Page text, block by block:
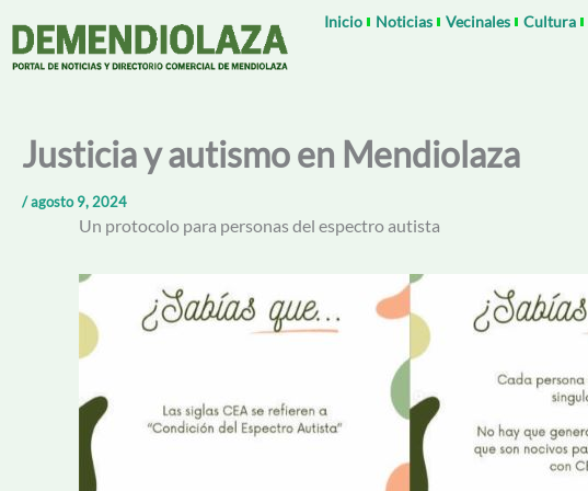
contenido
Inicio Noticias Vecinales Cultura
Justicia y autismo en Mendiolaza
/agosto 9, 2024
Un protocolo para personas del espectro autista